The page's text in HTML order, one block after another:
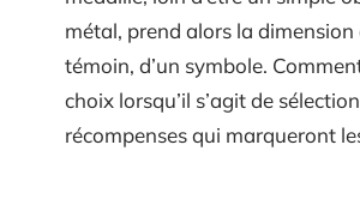
métal, prend alors la dimension
témoin, d’un symbole.
choix lorsqu’il s’agit de
récompenses qui marqueront